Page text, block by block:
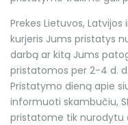
Prekes Lietuvos, Latvijos
kurjeris Jums pristatys
darbą ar kitą Jums
pristatomos per 2-4 d.
Pristatymo dieną apie
informuoti skambučiu,
pristatome tik nurodytu